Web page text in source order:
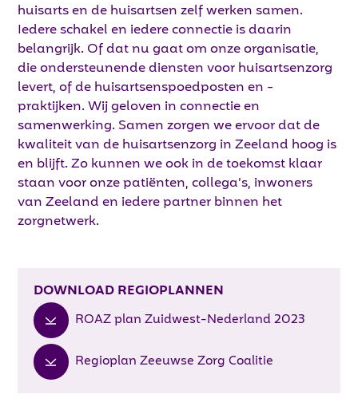
huisarts en de huisartsen zelf werken samen.
Iedere schakel en iedere connectie is daarin
belangrijk. Of dat nu gaat om onze organisatie,
die ondersteunende diensten voor huisartsenzorg
levert, of de huisartsenspoedposten en -
praktijken. Wij geloven in connectie en
samenwerking. Samen zorgen we ervoor dat de
kwaliteit van de huisartsenzorg in Zeeland hoog is
en blijft. Zo kunnen we ook in de toekomst klaar
staan voor onze patiënten, collega’s, inwoners
van Zeeland en iedere partner binnen het
zorgnetwerk.
DOWNLOAD REGIOPLANNEN
ROAZ plan Zuidwest-Nederland 2023
Regioplan Zeeuwse Zorg Coalitie